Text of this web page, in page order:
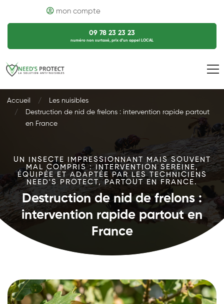
mon compte
09 78 23 23 23
numéro non surtaxé, prix d’un appel LOCAL
Accueil
Les nuisibles
Destruction de nid de frelons : intervention rapide partout
en France
UN INSECTE IMPRESSIONNANT MAIS SOUVENT
MAL COMPRIS : INTERVENTION SEREINE,
ÉQUIPÉE ET ADAPTÉE PAR LES TECHNICIENS
NEED'S PROTECT, PARTOUT EN FRANCE.
Destruction de nid de frelons :
intervention rapide partout en
France